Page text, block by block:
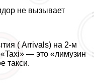
не вызывает
( Arrivals) на 2-м
— это «лимузин
такси.